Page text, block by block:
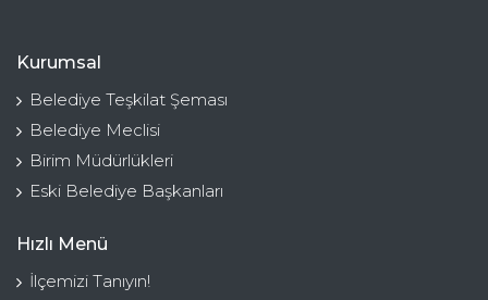
Kurumsal
Belediye Teşkilat Şeması
Belediye Meclisi
Birim Müdürlükleri
Eski Belediye Başkanları
Hızlı Menü
İlçemizi Tanıyın!